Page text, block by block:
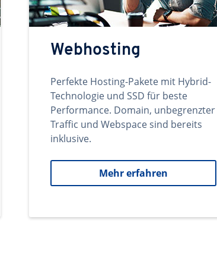
Webhosting
Perfekte Hosting-Pakete mit Hybrid-
Technologie und SSD für beste
Performance. Domain, unbegrenzter
Traffic und Webspace sind bereits
inklusive.
Mehr erfahren